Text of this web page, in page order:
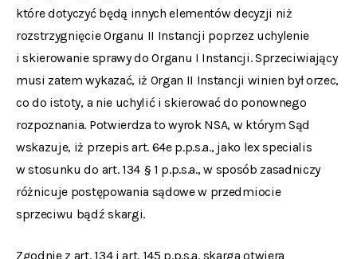
które dotyczyć będą innych elementów decyzji niż
rozstrzygnięcie Organu II Instancji poprzez uchylenie
i skierowanie sprawy do Organu I Instancji. Sprzeciwiający
musi zatem wykazać, iż Organ II Instancji winien był orzec,
co do istoty, a nie uchylić i skierować do ponownego
rozpoznania. Potwierdza to wyrok NSA, w którym Sąd
wskazuje, iż przepis art. 64e p.p.s.a., jako lex specialis
w stosunku do art. 134 § 1 p.p.s.a., w sposób zasadniczy
różnicuje postępowania sądowe w przedmiocie
sprzeciwu bądź skargi.
Zgodnie z art. 134 i art. 145 p.p.s.a. skarga otwiera